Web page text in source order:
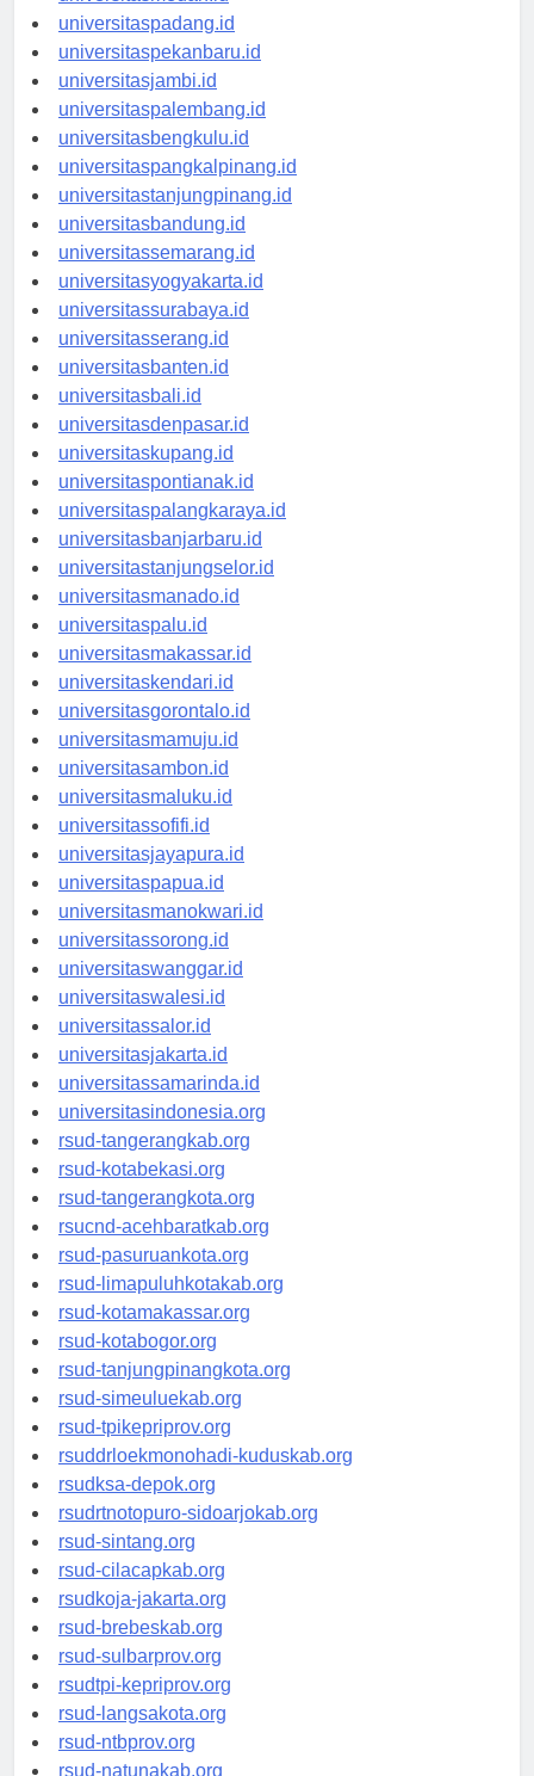
universitasmedan.id
universitaspadang.id
universitaspekanbaru.id
universitasjambi.id
universitaspalembang.id
universitasbengkulu.id
universitaspangkalpinang.id
universitastanjungpinang.id
universitasbandung.id
universitassemarang.id
universitasyogyakarta.id
universitassurabaya.id
universitasserang.id
universitasbanten.id
universitasbali.id
universitasdenpasar.id
universitaskupang.id
universitaspontianak.id
universitaspalangkaraya.id
universitasbanjarbaru.id
universitastanjungselor.id
universitasmanado.id
universitaspalu.id
universitasmakassar.id
universitaskendari.id
universitasgorontalo.id
universitasmamuju.id
universitasambon.id
universitasmaluku.id
universitassofifi.id
universitasjayapura.id
universitaspapua.id
universitasmanokwari.id
universitassorong.id
universitaswanggar.id
universitaswalesi.id
universitassalor.id
universitasjakarta.id
universitassamarinda.id
universitasindonesia.org
rsud-tangerangkab.org
rsud-kotabekasi.org
rsud-tangerangkota.org
rsucnd-acehbaratkab.org
rsud-pasuruankota.org
rsud-limapuluhkotakab.org
rsud-kotamakassar.org
rsud-kotabogor.org
rsud-tanjungpinangkota.org
rsud-simeuluekab.org
rsud-tpikepriprov.org
rsuddrloekmonohadi-kuduskab.org
rsudksa-depok.org
rsudrtnotopuro-sidoarjokab.org
rsud-sintang.org
rsud-cilacapkab.org
rsudkoja-jakarta.org
rsud-brebeskab.org
rsud-sulbarprov.org
rsudtpi-kepriprov.org
rsud-langsakota.org
rsud-ntbprov.org